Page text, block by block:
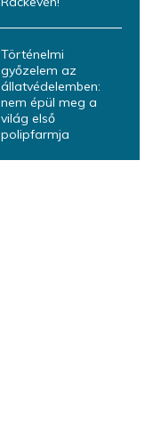
Történelmi
győzelem az
állatvédelemben:
nem épül meg a
világ első
polipfarmja